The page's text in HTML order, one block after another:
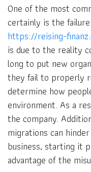
One of the most
certainly is the
https://reising-
is due to the reality
long to put new
they fail to properly
determine how
environment. As a
the company.
migrations can
business, starting it
advantage of the